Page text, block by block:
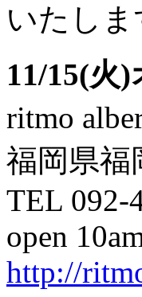
いたし
11/15(火)
ritmo
福岡県福
TEL 092-
open
http://